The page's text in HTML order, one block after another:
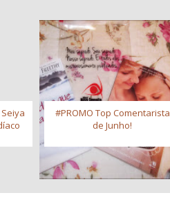
#PROMO Top Comentarista
de Junho!